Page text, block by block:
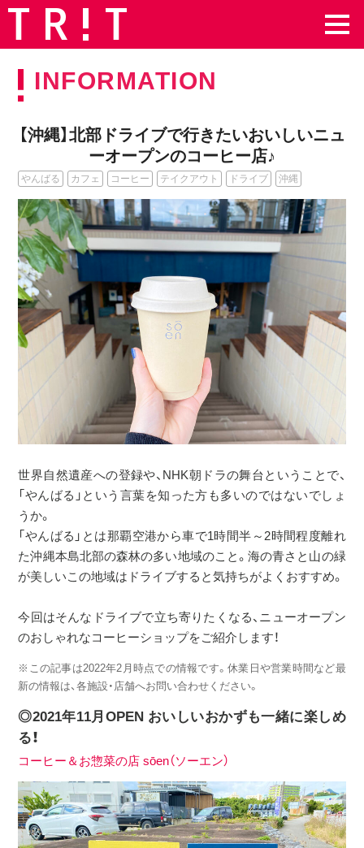
INFORMATION
【沖縄】北部ドライブで行きたいおいしいニュ
ーオープンのコーヒー店♪
やんばる カフェ コーヒー テイクアウト ドライブ 沖縄
世界自然遺産への登録や、NHK朝ドラの舞台ということで、
「やんばる」という言葉を知った方も多いのではないでしょ
うか。
「やんばる」とは那覇空港から車で1時間半～2時間程度離れ
た沖縄本島北部の森林の多い地域のこと。海の青さと山の緑
が美しいこの地域はドライブすると気持ちがよくおすすめ。
今回はそんなドライブで立ち寄りたくなる、ニューオープン
のおしゃれなコーヒーショップをご紹介します！
※この記事は2022年2月時点での情報です。休業日や営業時間など最
新の情報は、各施設・店舗へお問い合わせください。
◎2021年11月OPEN おいしいおかずも一緒に楽しめ
る！
コーヒー＆お惣菜の店 sōen（ソーエン）